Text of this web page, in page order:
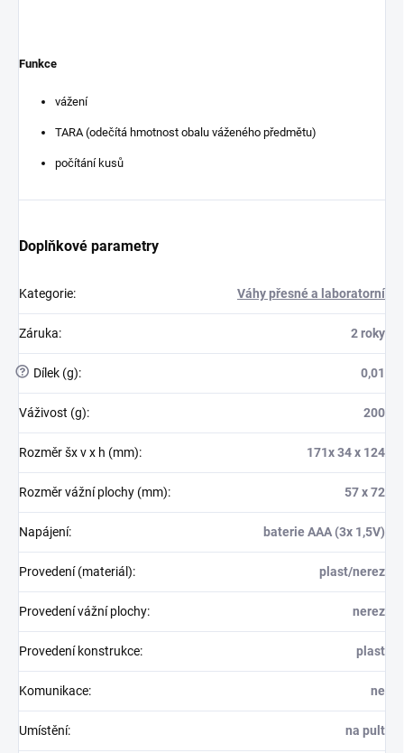
Funkce
vážení
TARA (odečítá hmotnost obalu váženého předmětu)
počítání kusů
Doplňkové parametry
Kategorie: Váhy přesné a laboratorní
Záruka: 2 roky
? Dílek (g): 0,01
Váživost (g): 200
Rozměr šx v x h (mm): 171x 34 x 124
Rozměr vážní plochy (mm): 57 x 72
Napájení: baterie AAA (3x 1,5V)
Provedení (materiál): plast/nerez
Provedení vážní plochy: nerez
Provedení konstrukce: plast
Komunikace: ne
Umístění: na pult